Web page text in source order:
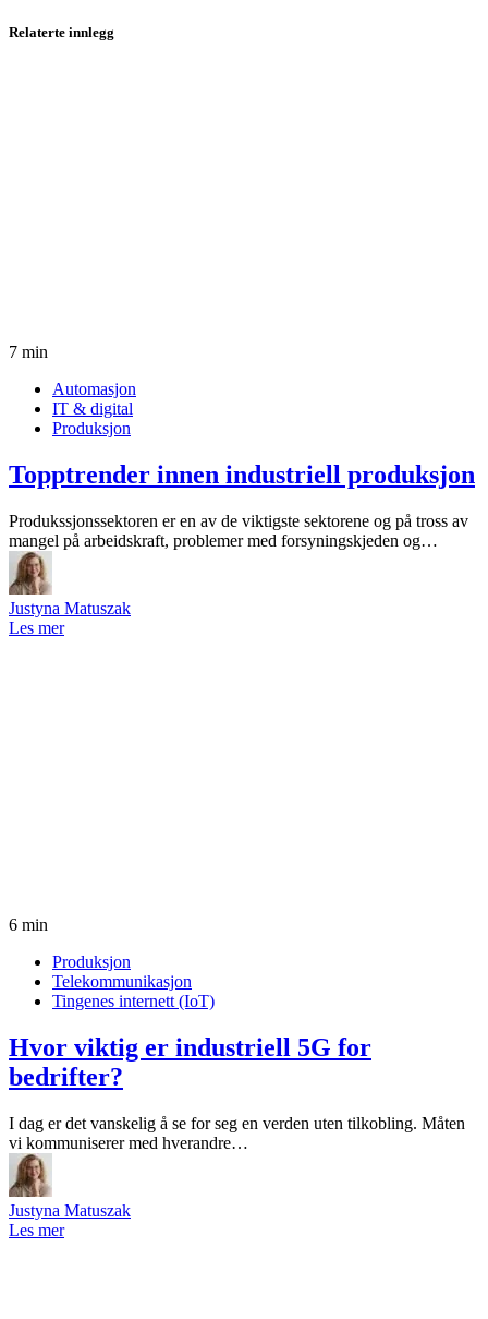
Relaterte innlegg
7 min
Automasjon
IT & digital
Produksjon
Topptrender innen industriell produksjon
Produkssjonssektoren er en av de viktigste sektorene og på tross av
mangel på arbeidskraft, problemer med forsyningskjeden og…
Justyna Matuszak
Les mer
6 min
Produksjon
Telekommunikasjon
Tingenes internett (IoT)
Hvor viktig er industriell 5G for
bedrifter?
I dag er det vanskelig å se for seg en verden uten tilkobling. Måten
vi kommuniserer med hverandre…
Justyna Matuszak
Les mer